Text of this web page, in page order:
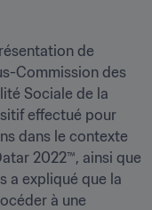
de
Commission des
Sociale de la
effectué pour
dans le contexte
2022™, ainsi que
a expliqué que la
à une